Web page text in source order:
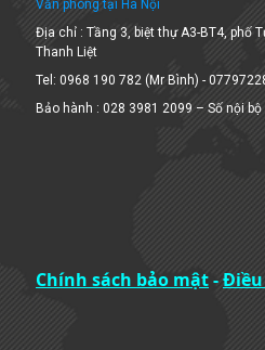
Văn phòng tại Hà Nội
Địa chỉ : Tầng 3, biệt thự A3-BT4, phố
Thanh Liệt
Tel: 0968 190 782 (Mr Bình) -
Bảo hành : 028 3981 2099 – Số nội bộ
Chính sách bảo mật-